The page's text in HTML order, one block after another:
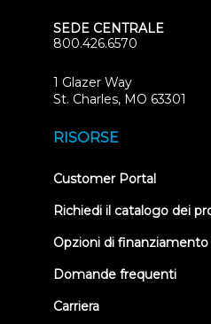
SEDE CENTRALE
800.426.6570
1 Glazer Way
St. Charles, MO 63301
RISORSE
Customer Portal(opens
new
Richiedi il catalogo dei
Opzioni di finanziamento
Domande frequenti
Carriera